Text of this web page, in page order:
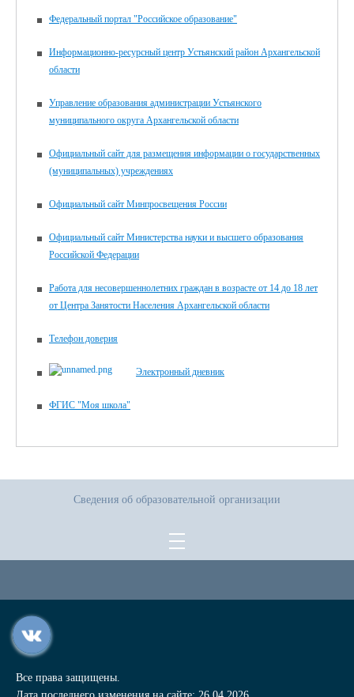
Федеральный портал "Российское образование"
Информационно-ресурсный центр Устьянский район Архангельской
области
Управление образования администрации Устьянского
муниципального округа Архангельской области
Официальный сайт для размещения информации о государственных
(муниципальных) учреждениях
Официальный сайт Минпросвещения России
Официальный сайт Министерства науки и высшего образования
Российской Федерации
Работа для несовершеннолетних граждан в возрасте от 14 до 18 лет
от Центра Занятости Населения Архангельской области
Телефон доверия
Электронный дневник
ФГИС "Моя школа"
Сведения об образовательной организации
Все права защищены.